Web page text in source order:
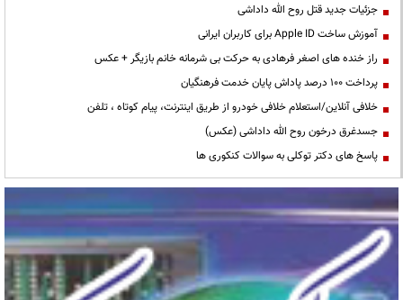
جزئیات جدید قتل روح الله داداشی
آموزش ساخت Apple ID برای کاربران ایرانی
راز خنده های اصغر فرهادی به حرکت بی شرمانه خانم بازیگر + عکس
پرداخت ۱۰۰ درصد پاداش پایان خدمت فرهنگیان
خلافی آنلاین/استعلام خلافی خودرو از طریق اینترنت، پیام کوتاه ، تلفن
جسدغرق درخون روح الله داداشی (عکس)
پاسخ های دکتر توکلی به سوالات کنکوری ها